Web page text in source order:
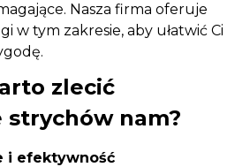
Nasza firma oferuje
w tym zakresie, aby ułatwić Ci
zlecić
strychów nam?
i efektywność